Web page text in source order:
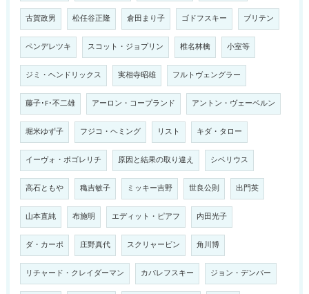
古賀政男 松任谷正隆 倉田まり子 ゴドフスキー ブリテン
ペンデレツキ スコット・ジョプリン 椎名林檎 小室等
ジミ・ヘンドリックス 実相寺昭雄 フルトヴェングラー
藤子･F･不二雄 アーロン・コープランド アントン・ヴェーベルン
堀米ゆず子 フジコ・ヘミング リスト キダ・タロー
イーヴォ・ポゴレリチ 原因と結果の取り違え シベリウス
高石ともや 穐吉敏子 ミッキー吉野 世良公則 出門英
山本直純 布施明 エディット・ピアフ 内田光子
ダ・カーポ 庄野真代 スクリャービン 角川博
リチャード・クレイダーマン カバレフスキー ジョン・デンバー